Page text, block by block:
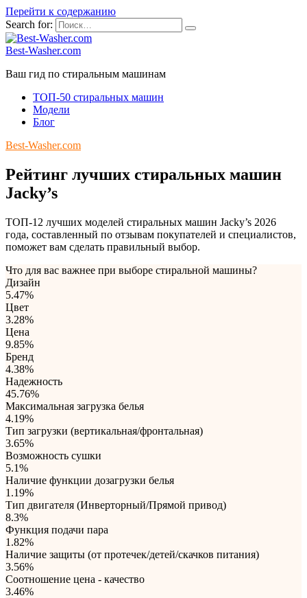
Перейти к содержанию
Search for:
Best-Washer.com
Ваш гид по стиральным машинам
ТОП-50 стиральных машин
Модели
Блог
Best-Washer.com
Рейтинг лучших стиральных машин
Jacky’s
ТОП-12 лучших моделей стиральных машин Jacky’s 2026
года, составленный по отзывам покупателей и специалистов,
поможет вам сделать правильный выбор.
Что для вас важнее при выборе стиральной машины?
Дизайн
5.47%
Цвет
3.28%
Цена
9.85%
Бренд
4.38%
Надежность
45.76%
Максимальная загрузка белья
4.19%
Тип загрузки (вертикальная/фронтальная)
3.65%
Возможность сушки
5.1%
Наличие функции дозагрузки белья
1.19%
Тип двигателя (Инверторный/Прямой привод)
8.3%
Функция подачи пара
1.82%
Наличие защиты (от протечек/детей/скачков питания)
3.56%
Соотношение цена - качество
3.46%